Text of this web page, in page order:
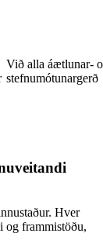
Við alla áætlunar-
stefnumótunargerð
Hver
og frammistöðu,